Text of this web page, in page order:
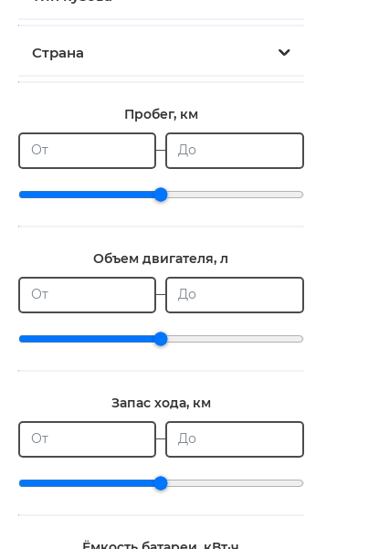
Страна
Пробег, км
От До
Объем двигателя, л
От До
Запас хода, км
От До